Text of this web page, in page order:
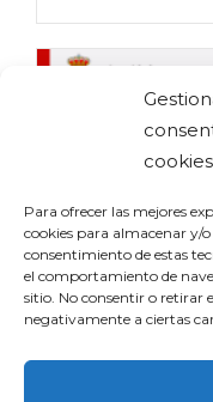
cookies
Para ofrecer las mejores
cookies para almacenar y/
consentimiento de estas
el comportamiento de
sitio. No consentir o retirar
negativamente a ciertas
Leer más